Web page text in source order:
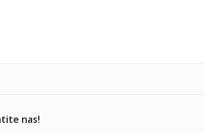
nas!